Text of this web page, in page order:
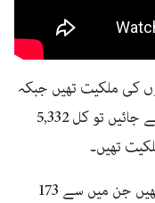
مسلموں کی ملکیت تھیں جبکہ
لاہور کے نواحی علاقے بھی اگر شامل کر لیے جائیں تو کل 5,332
لاہور شہر میں کل 218 رجسٹرڈ فیکٹریاں تھیں جن میں سے 173